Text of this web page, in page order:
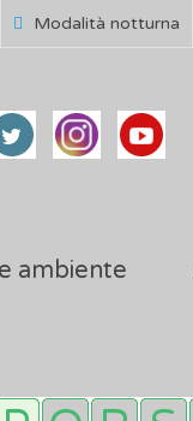
Modalità notturna
ambiente